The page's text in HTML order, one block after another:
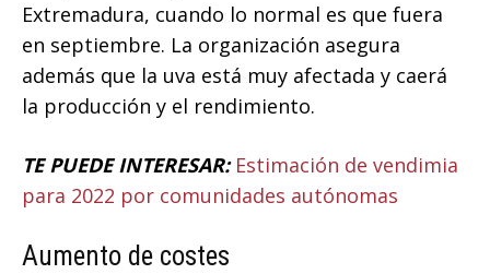
Extremadura, cuando lo normal es que fuera
en septiembre. La organización asegura
además que la uva está muy afectada y caerá
la producción y el rendimiento.
TE PUEDE INTERESAR: Estimación de vendimia
para 2022 por comunidades autónomas
Aumento de costes